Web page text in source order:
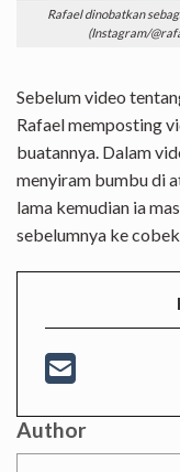
Rafael dinobatkan
(Instagram/
Sebelum video
Rafael memposting
buatannya. Dalam
menyiram bumbu di
lama kemudian ia
sebelumnya ke
Author